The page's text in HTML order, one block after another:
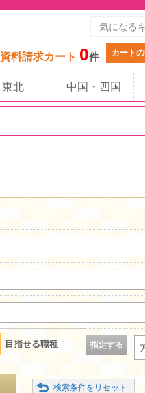
資料請求カート 0件 カート
東北 中国・四国
目指せる職種 指定する